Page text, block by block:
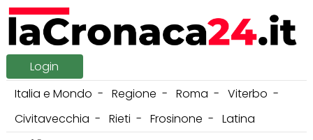
Login
Italia e Mondo
Regione Roma
Viterbo
Civitavecchia
Rieti Frosinone
Latina